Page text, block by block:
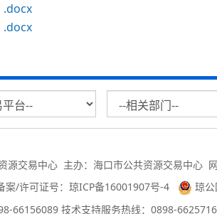
.docx
.docx
源交易中心 主办：海口市公共资源交易中心
案/许可证号：琼ICP备16001907号-4
琼
66156089 技术支持服务热线：0898-